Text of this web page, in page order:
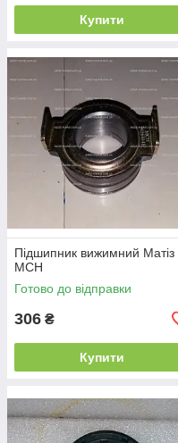
Купити
Підшипник вижимний Матіз
MCH
Готово до відправки
306 ₴
Купити